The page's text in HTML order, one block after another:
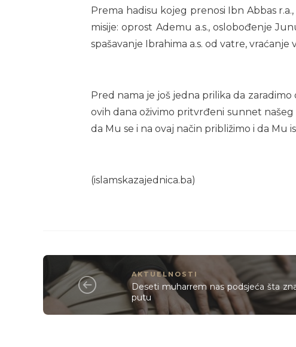
Prema hadisu kojeg prenosi Ibn Abbas
misije: oprost Ademu a.s., oslobođenje
spašavanje Ibrahima a.s. od vatre,
Pred nama je još jedna prilika da
ovih dana oživimo pritvrđeni sunnet
da Mu se i na ovaj način približimo i da Mu
(islamskazajednica.ba)
AKTUELNOSTI
Deseti muharrem nas podsjeća šta
putu